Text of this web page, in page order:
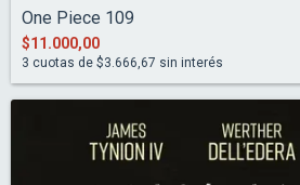
One Piece 109
$11.000,00
3 cuotas de $3.666,67 sin interés